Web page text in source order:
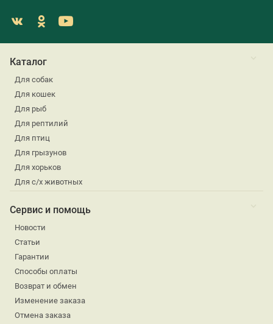
Каталог
Для собак
Для кошек
Для рыб
Для рептилий
Для птиц
Для грызунов
Для хорьков
Для с/х животных
Сервис и помощь
Новости
Статьи
Гарантии
Способы оплаты
Возврат и обмен
Изменение заказа
Отмена заказа